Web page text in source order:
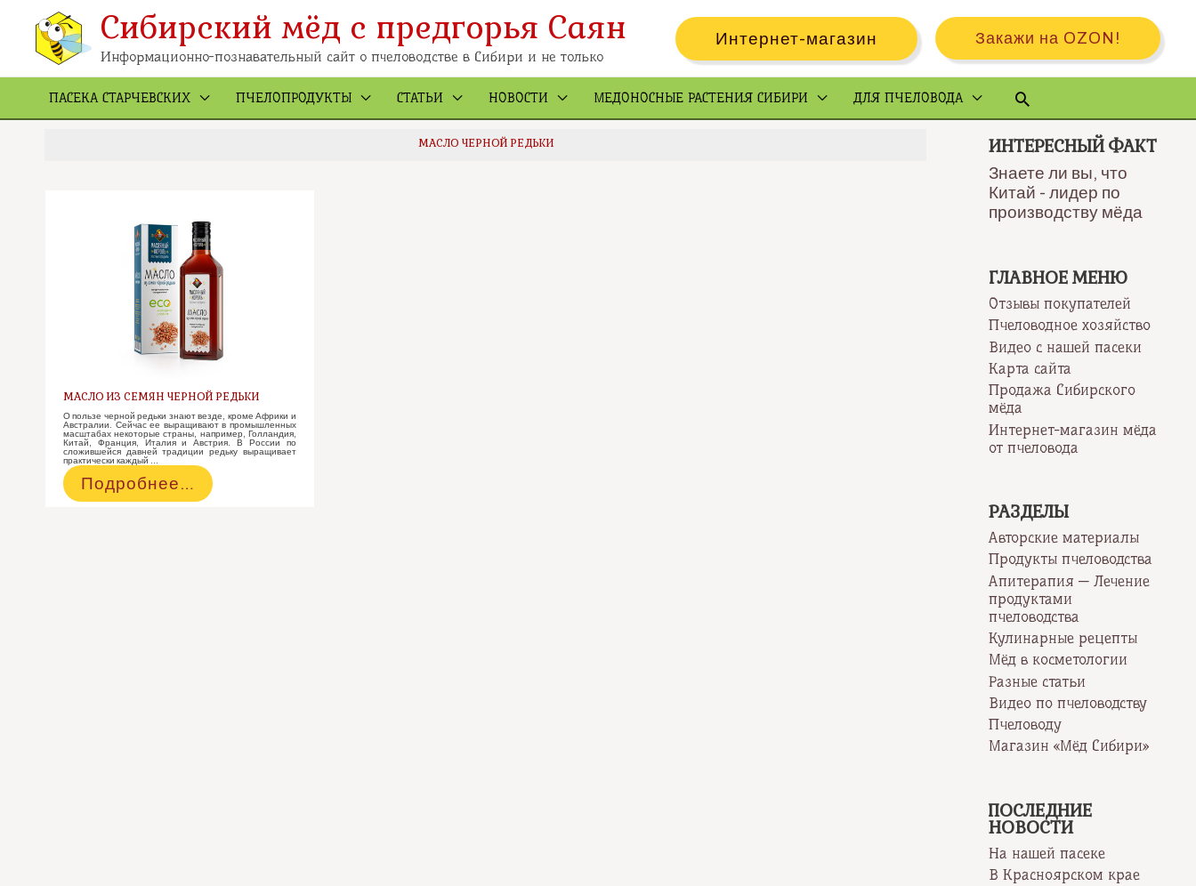
содержимому
Сибирский мёд с предгорья Саян
Информационно-познавательный сайт о пчеловодстве в Сибири и не только
Интернет-магазин Закажи на OZON!
ПАСЕКА СТАРЧЕВСКИХ ПЧЕЛОПРОДУКТЫ СТАТЬИ НОВОСТИ МЕДОНОСНЫЕ РАСТЕНИЯ СИБИРИ ДЛЯ ПЧЕЛОВОДА Поиск
МАСЛО ЧЕРНОЙ РЕДЬКИ
МАСЛО ИЗ СЕМЯН ЧЕРНОЙ РЕДЬКИ
О пользе черной редьки знают везде, кроме Африки и
Австралии. Сейчас ее выращивают в промышленных
масштабах некоторые страны, например, Голландия,
Китай, Франция, Италия и Австрия. В России по
сложившейся давней традиции редьку выращивает
практически каждый …
Масло
из
Подробнее…
ИНТЕРЕСНЫЙ ФАКТ
Знаете ли вы, что
Китай - лидер по
производству мёда
ГЛАВНОЕ МЕНЮ
Отзывы покупателей
Пчеловодное хозяйство
Видео с нашей пасеки
Карта сайта
Продажа Сибирского
мёда
Интернет-магазин мёда
от пчеловода
РАЗДЕЛЫ
Авторские материалы
Продукты пчеловодства
Апитерапия — Лечение
продуктами
пчеловодства
Кулинарные рецепты
Мёд в косметологии
Разные статьи
Видео по пчеловодству
Пчеловоду
Магазин «Мёд Сибири»
ПОСЛЕДНИЕ
НОВОСТИ
На нашей пасеке
В Красноярском крае